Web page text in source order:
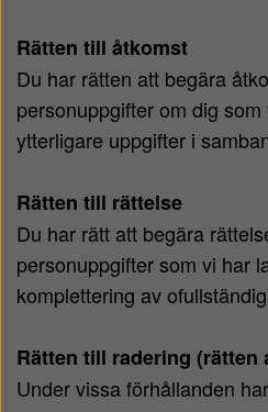
Rätten till åtkomst
Du har rätten att begära
personuppgifter om dig
ytterligare uppgifter i
Rätten till rättelse
Du har rätt att begära
personuppgifter som vi har
komplettering av
Rätten till radering
Under vissa förhållanden